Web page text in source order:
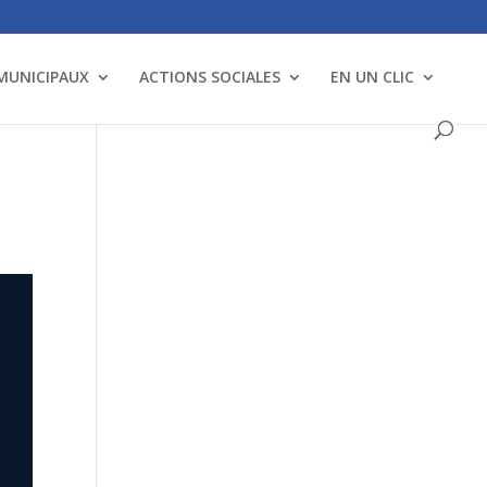
ACTIONS SOCIALES EN UN CLIC